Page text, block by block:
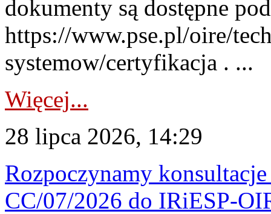
dokumenty są dostępne
https://www.pse.pl/oire/
systemow/certyfikacja . ...
Więcej...
28 lipca 2026, 14:29
Rozpoczynamy
CC/07/2026 do IRiESP-